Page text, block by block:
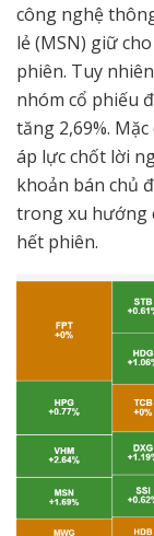
công nghệ
lẻ (MSN) giữ
phiên. Tuy
nhóm cổ phiếu
tăng 2,69%.
áp lực chốt lời
khoản bán chủ
trong xu hướng
hết phiên.